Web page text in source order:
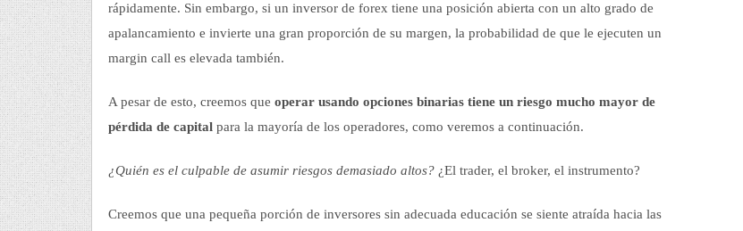
rápidamente. Sin embargo, si un inversor de forex tiene una posición abierta con un alto grado de
apalancamiento e invierte una gran proporción de su margen, la probabilidad de que le ejecuten un
margin call es elevada también.
A pesar de esto, creemos que operar usando opciones binarias tiene un riesgo mucho mayor de
pérdida de capital para la mayoría de los operadores, como veremos a continuación.
¿Quién es el culpable de asumir riesgos demasiado altos? ¿El trader, el broker, el instrumento?
Creemos que una pequeña porción de inversores sin adecuada educación se siente atraída hacia las